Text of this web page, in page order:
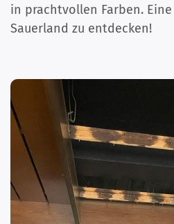
in prachtvollen Farben.
Sauerland zu entdecken!